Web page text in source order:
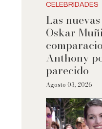
CELEBRIDADES
Las
Oskar
Anthony
parecido
Agosto 03, 2026